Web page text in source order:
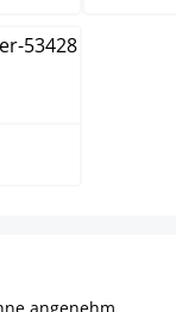
angenehm